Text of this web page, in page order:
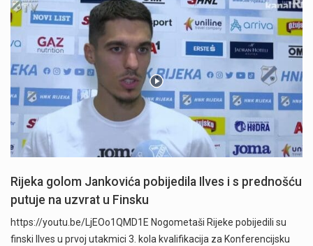
Rijeka golom Jankovića pobijedila Ilves i s prednošću
putuje na uzvrat u Finsku
https://youtu.be/LjEOo1QMD1E Nogometaši Rijeke pobijedili su
finski Ilves u prvoj utakmici 3. kola kvalifikacija za Konferencijsku